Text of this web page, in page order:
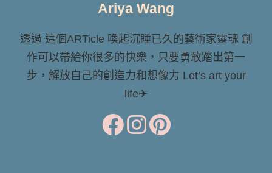
Ariya Wang
透過 這個ARTicle 喚起沉睡已久的藝術家靈魂 創
作可以帶給你很多的快樂，只要勇敢踏出第一
步，解放自己的創造力和想像力 Let’s art your
life✈